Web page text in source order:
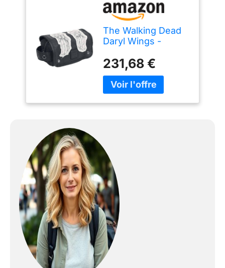
The Walking Dead
Daryl Wings -
Cosmétiques
Standard
231,68 €